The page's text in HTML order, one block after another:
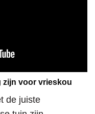
zijn voor vrieskou
de juiste